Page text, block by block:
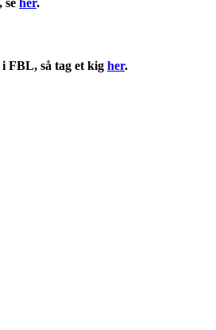
se her.
FBL, så tag et kig her.